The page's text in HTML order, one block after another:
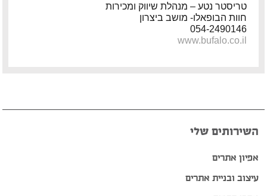
טריסטר נטע – מנהלת שיווק ומכירות
חוות הבופאלו- מושב ביצרון
054-2490146
www.bufalo.co.il
השירותים שלי
אפיון אתרים
עיצוב ובניית אתרים